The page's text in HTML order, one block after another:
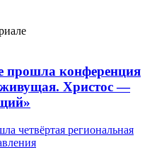
прошла конференция
Христос —